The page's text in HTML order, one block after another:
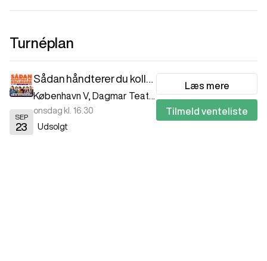
Turnéplan
SEP
23
København V, Dagmar Teatret
onsdag kl. 16.30
Udsolgt
Læs mere
Tilmeld venteliste